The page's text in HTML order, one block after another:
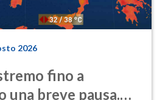
2026
fino a
una breve pausa.